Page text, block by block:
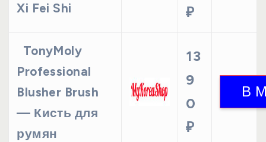
Xi Fei Shi
₽
TonyMoly
Professional
Blusher Brush
— Кисть для
румян
13
9
0
₽